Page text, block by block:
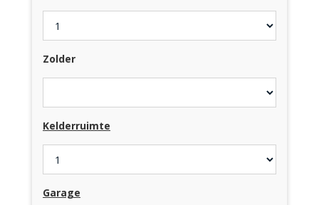
Zolder
Kelderruimte
Garage